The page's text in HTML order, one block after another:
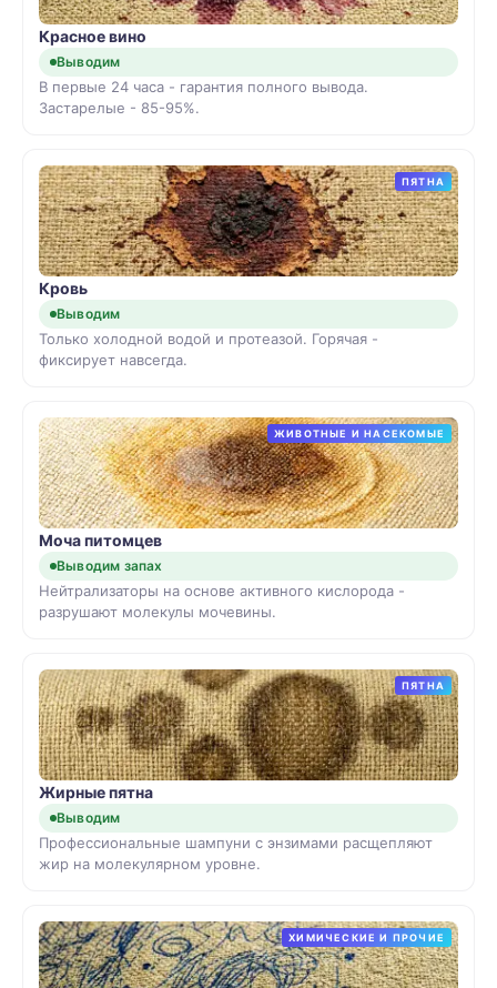
Красное вино
Выводим
В первые 24 часа - гарантия полного вывода.
Застарелые - 85-95%.
ПЯТНА
Кровь
Выводим
Только холодной водой и протеазой. Горячая -
фиксирует навсегда.
ЖИВОТНЫЕ И НАСЕКОМЫЕ
Моча питомцев
Выводим запах
Нейтрализаторы на основе активного кислорода -
разрушают молекулы мочевины.
ПЯТНА
Жирные пятна
Выводим
Профессиональные шампуни с энзимами расщепляют
жир на молекулярном уровне.
ХИМИЧЕСКИЕ И ПРОЧИЕ